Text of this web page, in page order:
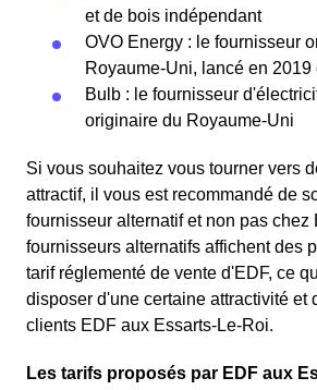
et de bois indépendant
OVO Energy : le fournisseur
Royaume-Uni, lancé en 2019
Bulb : le fournisseur
originaire du Royaume-Uni
Si vous souhaitez vous tourner vers
attractif, il vous est recommandé de
fournisseur alternatif et non pas chez
fournisseurs alternatifs affichent des
tarif réglementé de vente d'EDF, ce
disposer d'une certaine attractivité et
clients EDF aux Essarts-Le-Roi.
Les tarifs proposés par EDF aux